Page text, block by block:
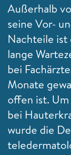
Außerhalb
seine Vor-
Nachteile ist
lange
bei
Monate
offen ist.
bei
wurde die